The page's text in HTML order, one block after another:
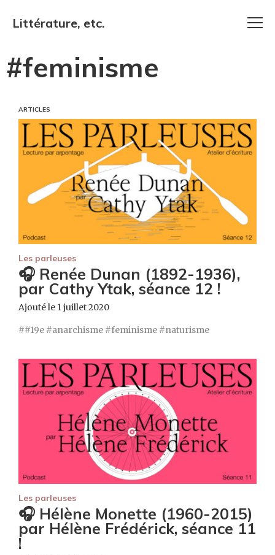
Littérature, etc.
#feminisme
ARTICLES
Les parleuses
🎧 Renée Dunan (1892-1936),
par Cathy Ytak, séance 12 !
Ajouté le 1 juillet 2020
#19e anarchisme feminisme naturisme
Les parleuses
🎧 Hélène Monette (1960-2015)
par Hélène Frédérick, séance 11
!